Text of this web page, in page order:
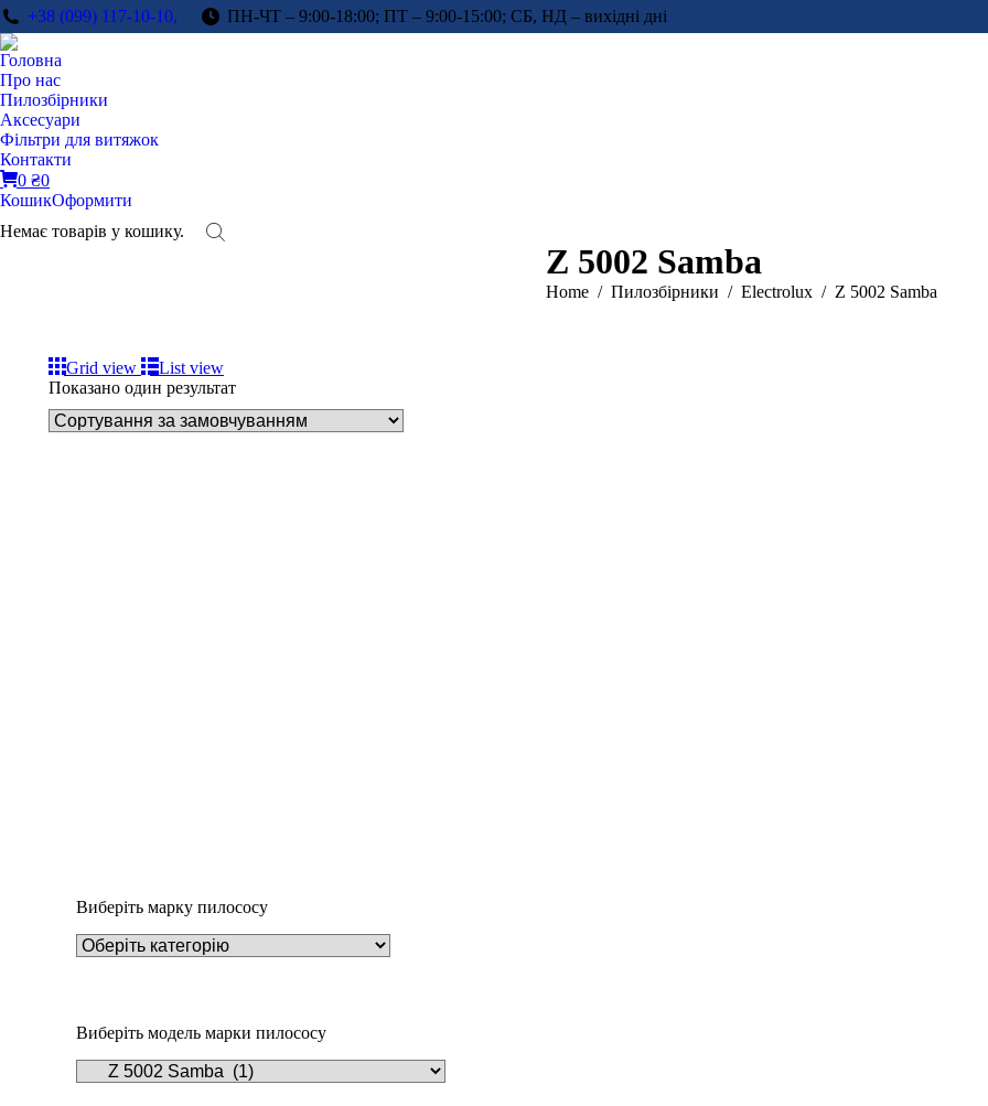
+38 (099) 117-10-10, ПН-ЧТ – 9:00-18:00; ПТ – 9:00-15:00; СБ, НД – вихідні дні
Головна
Про нас
Пилозбірники
Аксесуари
Фільтри для витяжок
Контакти
0 ₴0
КошикОформити
Немає товарів у кошику.
Z 5002 Samba
You are here:
Home Пилозбірники Electrolux Z 5002 Samba
Grid view
List view
Показано один результат
Виберіть марку пилососу
Виберіть модель марки пилососу